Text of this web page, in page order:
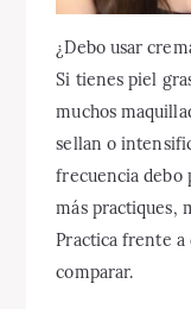
¿Debo usar
Si tienes piel
muchos
sellan o
frecuencia debo
más practiques,
Practica frente a
comparar.